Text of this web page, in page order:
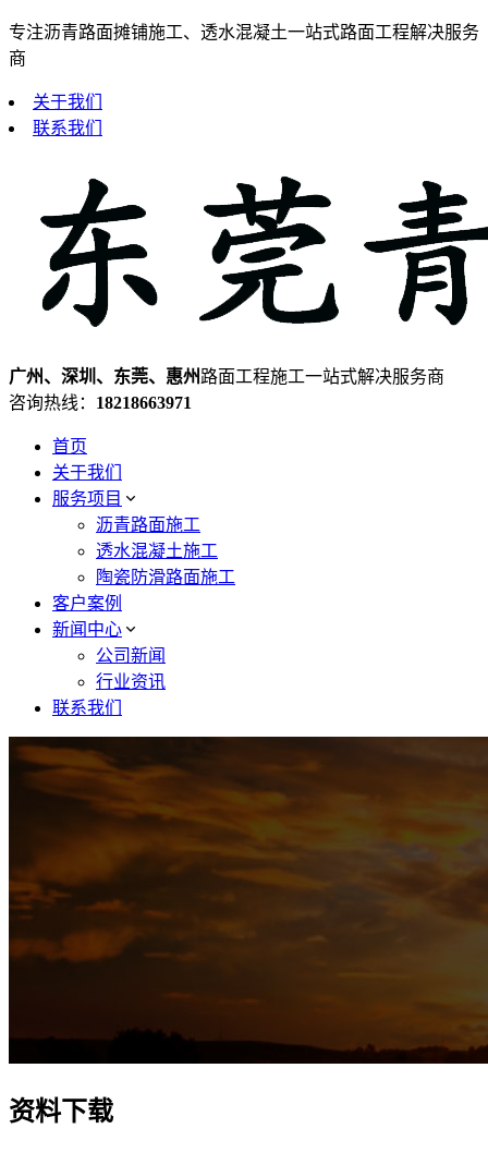
专注沥青路面摊铺施工、透水混凝土一站式路面工程解决服务
商
关于我们
联系我们
广州、深圳、东莞、惠州路面工程施工一站式解决服务商
咨询热线： 18218663971
首页
关于我们
服务项目
沥青路面施工
透水混凝土施工
陶瓷防滑路面施工
客户案例
新闻中心
公司新闻
行业资讯
联系我们
资料下载